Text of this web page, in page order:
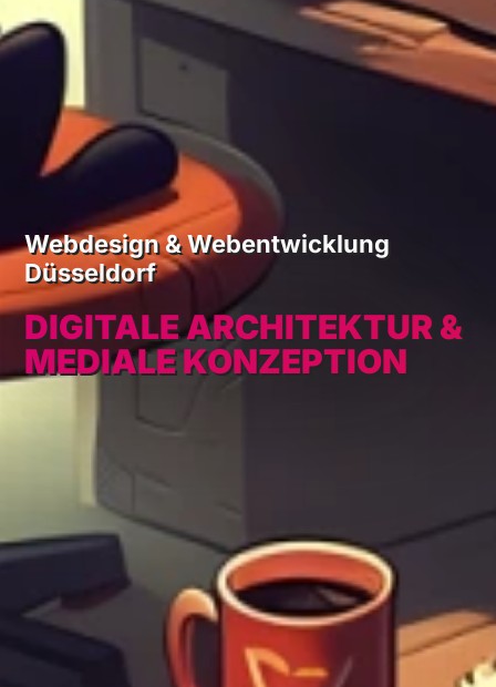
Webdesign & Webentwicklung
Düsseldorf
DIGITALE ARCHITEKTUR &
MEDIALE KONZEPTION